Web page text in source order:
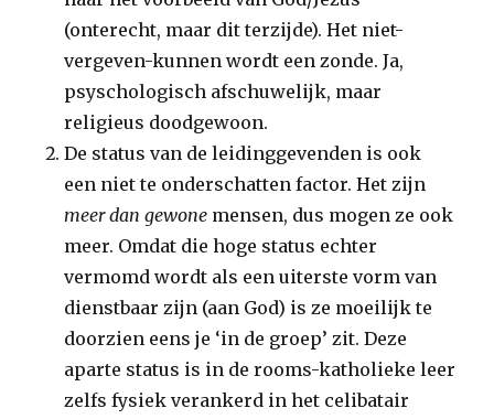
(onterecht, maar dit terzijde). Het niet-
vergeven-kunnen wordt een zonde. Ja,
psyschologisch afschuwelijk, maar
religieus doodgewoon.
De status van de leidinggevenden is ook
een niet te onderschatten factor. Het zijn
meer dan gewone mensen, dus mogen ze ook
meer. Omdat die hoge status echter
vermomd wordt als een uiterste vorm van
dienstbaar zijn (aan God) is ze moeilijk te
doorzien eens je ‘in de groep’ zit. Deze
aparte status is in de rooms-katholieke leer
zelfs fysiek verankerd in het celibatair